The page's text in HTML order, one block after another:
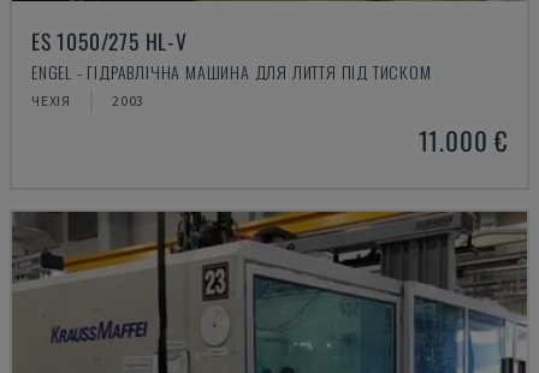
ES 1050/275 HL-V
ENGEL - ГІДРАВЛІЧНА МАШИНА ДЛЯ ЛИТТЯ ПІД ТИСКОМ
ЧЕХІЯ 2003
11.000 €